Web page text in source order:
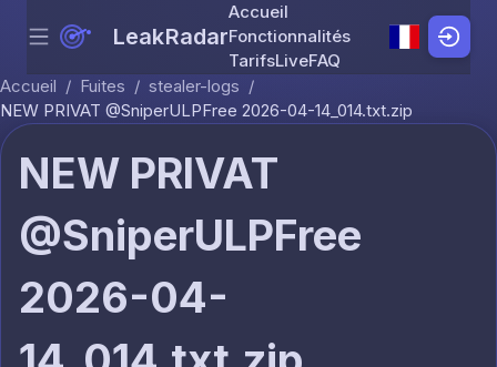
Skip to content
Menu LeakRadar
Accueil
Fonctionnalités
TarifsLiveFAQ
Accueil / Fuites / stealer-logs /
NEW PRIVAT @SniperULPFree 2026-04-14_014.txt.zip
NEW PRIVAT
@SniperULPFree
2026-04-